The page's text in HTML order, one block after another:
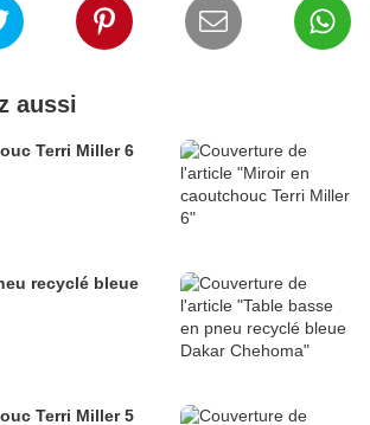
aussi
Terri Miller 6
recyclé bleue
Terri Miller 5